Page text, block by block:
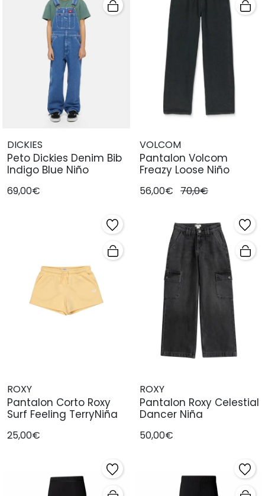
DICKIES
Peto Dickies Denim Bib
Indigo Blue Niño
69,00€
VOLCOM
Pantalon Volcom
Freazy Loose Niño
56,00€ 70,0€
ROXY
Pantalon Corto Roxy
Surf Feeling TerryNiña
25,00€
ROXY
Pantalon Roxy Celestial
Dancer Niña
50,00€